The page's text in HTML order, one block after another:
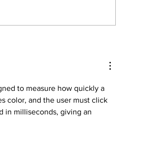
to measure how quickly a
color, and the user must click
in milliseconds, giving an